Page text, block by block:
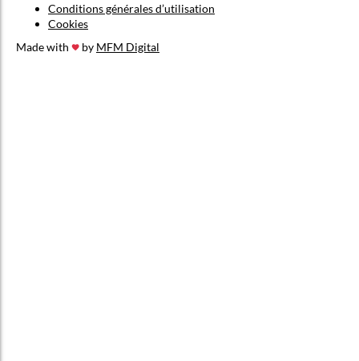
Conditions générales d’utilisation
Cookies
Made with
by MFM Digital